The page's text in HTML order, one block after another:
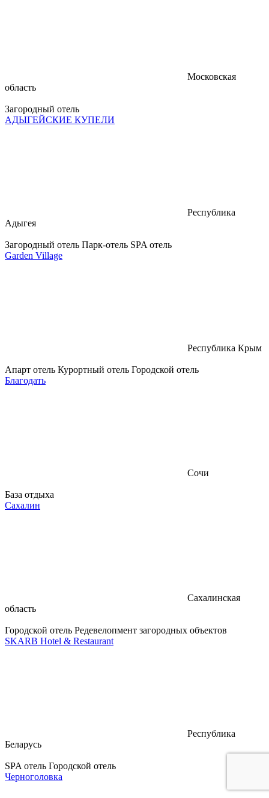
Московская
область
Загородный отель
АДЫГЕЙСКИЕ КУПЕЛИ
Республика
Адыгея
Загородный отель Парк-отель SPA отель
Garden Village
Республика Крым
Апарт отель Курортный отель Городской отель
Благодать
Сочи
База отдыха
Сахалин
Сахалинская
область
Городской отель Редевелопмент загородных объектов
SKARB Hotel & Restaurant
Республика
Беларусь
SPA отель Городской отель
Черноголовка